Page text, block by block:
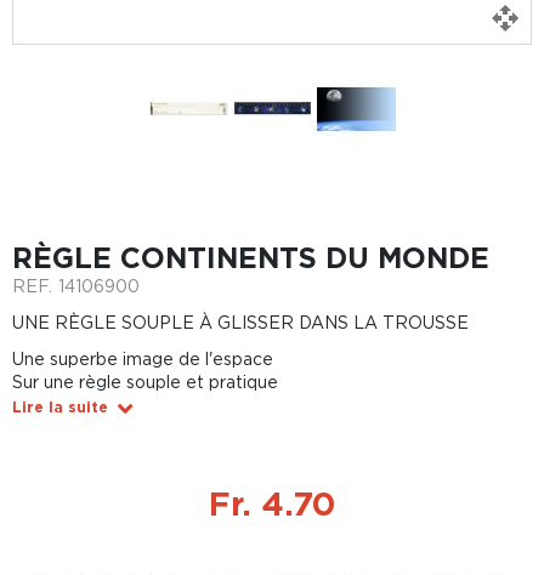
RÈGLE CONTINENTS DU MONDE
REF. 14106900
UNE RÈGLE SOUPLE À GLISSER DANS LA TROUSSE
Une superbe image de l'espace
Sur une règle souple et pratique
Lire la suite
Fr. 4.70